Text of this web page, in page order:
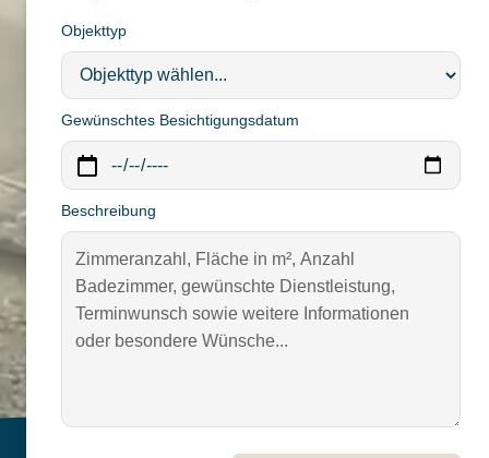
Objekttyp
Gewünschtes Besichtigungsdatum
Beschreibung